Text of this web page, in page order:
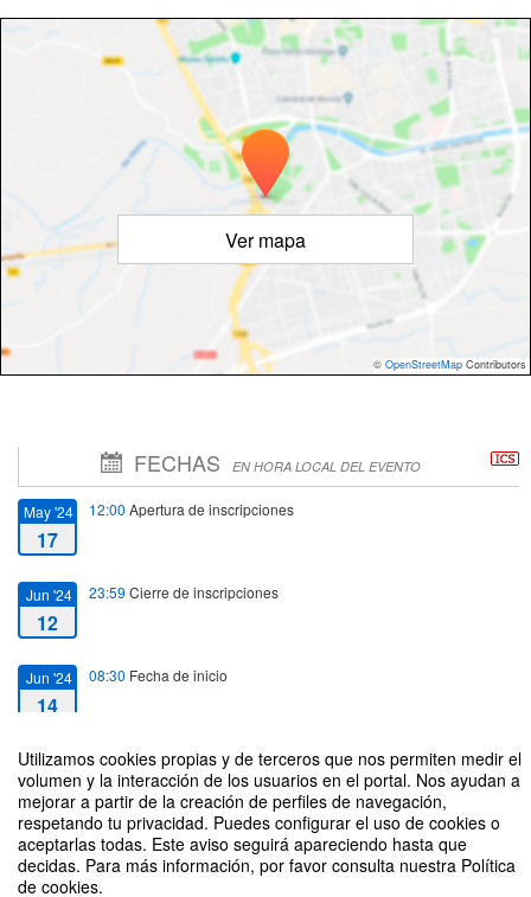
Utilizamos cookies propias y de terceros que nos permiten medir el
volumen y la interacción de los usuarios en el portal. Nos ayudan a
mejorar a partir de la creación de perfiles de navegación,
respetando tu privacidad. Puedes configurar el uso de cookies o
aceptarlas todas. Este aviso seguirá apareciendo hasta que
decidas. Para más información, por favor consulta nuestra Política
de cookies.
Ver mapa
© OpenStreetMap Contributors
FECHAS EN HORA LOCAL DEL EVENTO
May '24
17
12:00 Apertura de inscripciones
Jun '24
12
23:59 Cierre de inscripciones
Jun '24
14
08:30 Fecha de inicio
Jun '24
14
14:00Fecha de fin